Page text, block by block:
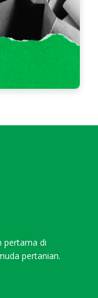
pertama di
pertanian.